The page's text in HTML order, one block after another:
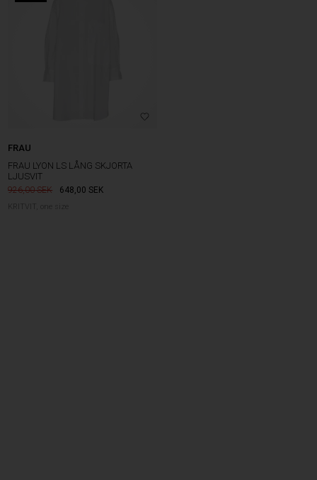
FRAU
FRAU LYON LS LÅNG SKJORTA
LJUSVIT
926,00 648,00 SEK
KRITVIT, one size